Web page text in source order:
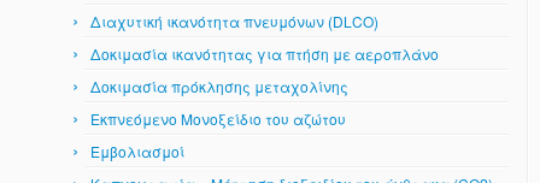
Διαχυτική ικανότητα πνευμόνων (DLCO)
Δοκιμασία ικανότητας για πτήση με αεροπλάνο
Δοκιμασία πρόκλησης μεταχολίνης
Εκπνεόμενο Μονοξείδιο του αζώτου
Εμβολιασμοί